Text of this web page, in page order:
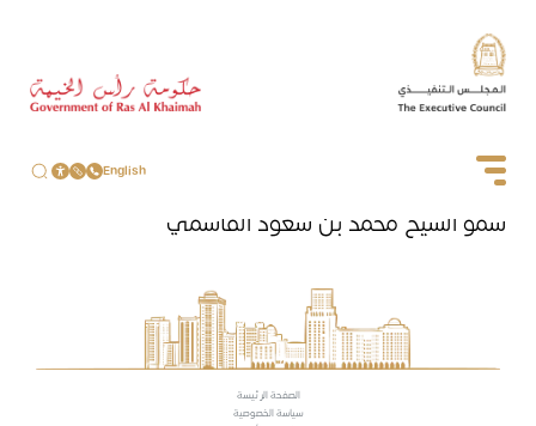
English
سمو الشيخ محمد بن سعود القاسمي
الصفحة الرئيسة
سياسة الخصوصية